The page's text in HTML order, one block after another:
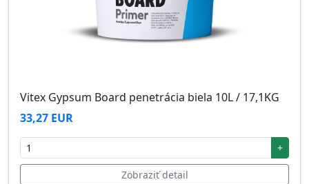
Vitex Gypsum Board penetrácia biela 10L / 17,1KG
33,27 EUR
+
Zobraziť detail